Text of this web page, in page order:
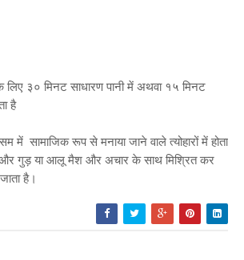
३० मिनट साधारण पानी में अथवा १५ मिनट
है
में सामाजिक रूप से मनाया जाने वाले त्योहारों में होता
गुड़ या आलू मैश और अचार के साथ मिश्रित कर
है।